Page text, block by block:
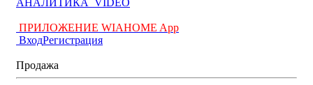
ПРИЛОЖЕНИЕ WIAHOME App
ВходРегистрация
Продажа